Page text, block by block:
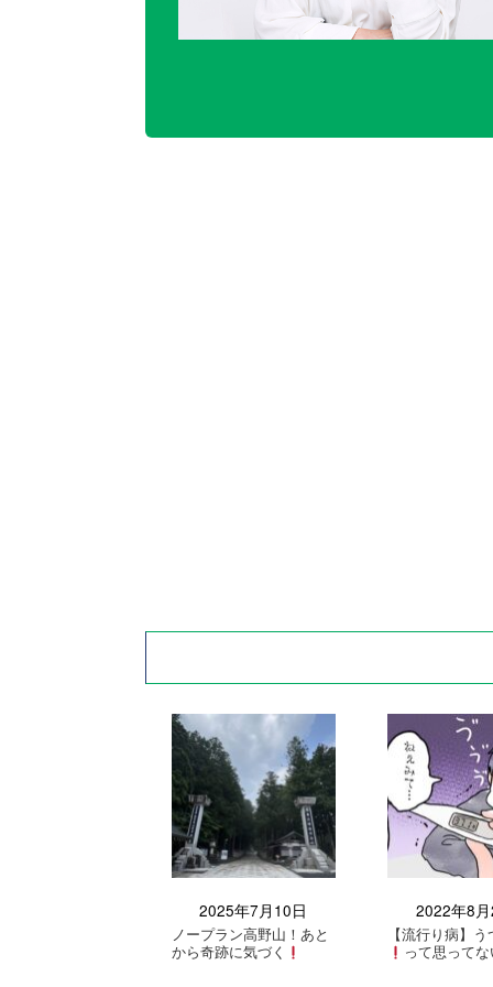
2025年7月10日
ノープラン高野山！あと
から奇跡に気づく
2022年8
【流行り病】
って思って